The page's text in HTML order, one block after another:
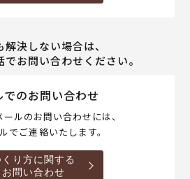
解決しない場合は、
お問い合わせください。
でのお問い合わせ
ルのお問い合わせには、
でご連絡いたします。
くり方に関する
お問い合わせ